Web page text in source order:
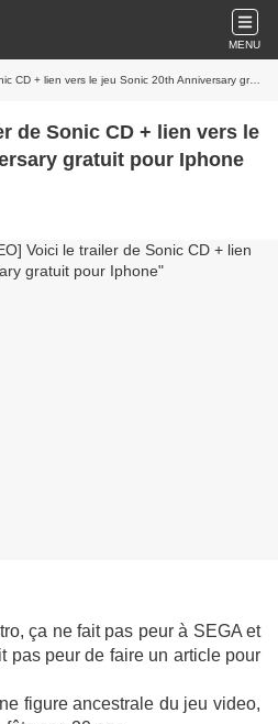
MENU
lien vers le jeu Sonic 20th Anniversary gratuit pour Iphone
de Sonic CD + lien vers le
gratuit pour Iphone
ça ne fait pas peur à SEGA et
pas peur de faire un article pour
figure ancestrale du jeu video,